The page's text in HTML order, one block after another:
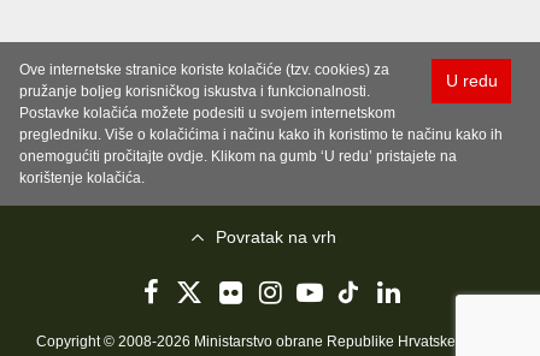
U redu
Ove internetske stranice koriste kolačiće (tzv. cookies) za
pružanje boljeg korisničkog iskustva i funkcionalnosti.
Postavke kolačića možete podesiti u svojem internetskom
pregledniku. Više o kolačićima i načinu kako ih koristimo te načinu kako ih
onemogućiti pročitajte ovdje. Klikom na gumb ‘U redu’ pristajete na
korištenje kolačića.
Povratak na vrh
Copyright © 2008-2026 Ministarstvo obrane Republike Hrvatske..